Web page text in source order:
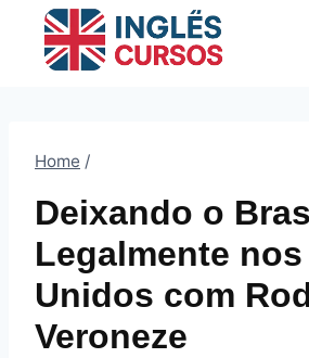
Home /
Deixando o
Legalmente
Unidos com
Veroneze